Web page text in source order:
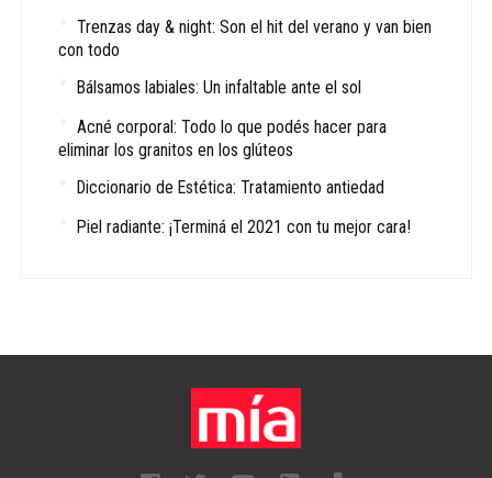
Trenzas day & night: Son el hit del verano y van bien
con todo
Bálsamos labiales: Un infaltable ante el sol
Acné corporal: Todo lo que podés hacer para
eliminar los granitos en los glúteos
Diccionario de Estética: Tratamiento antiedad
Piel radiante: ¡Terminá el 2021 con tu mejor cara!